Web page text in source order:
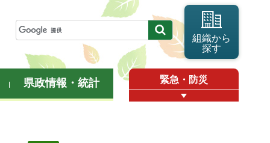
組織から
探す
県政情報・統計 緊急・防災